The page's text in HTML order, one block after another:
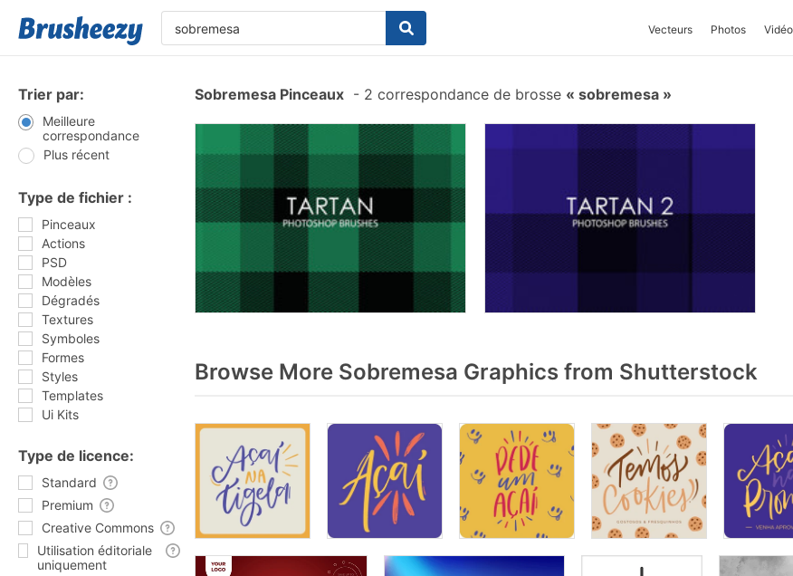
Vecteurs Photos Vidéo
Trier par:
Meilleure
correspondance
Plus récent
Type de fichier :
Pinceaux
Actions
PSD
Modèles
Dégradés
Textures
Symboles
Formes
Styles
Templates
Ui Kits
Type de licence:
Standard
Premium
Creative Commons
Utilisation éditoriale
uniquement
Sobremesa Pinceaux - 2 correspondance de brosse sobremesa
Browse More Sobremesa Graphics from Shutterstock